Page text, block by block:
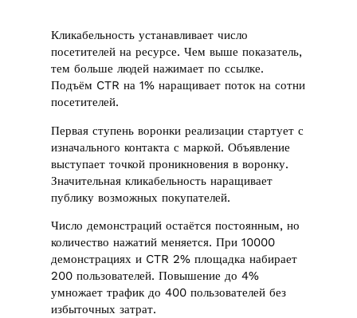
Кликабельность устанавливает число
посетителей на ресурсе. Чем выше показатель,
тем больше людей нажимает по ссылке.
Подъём CTR на 1% наращивает поток на сотни
посетителей.
Первая ступень воронки реализации стартует с
изначального контакта с маркой. Объявление
выступает точкой проникновения в воронку.
Значительная кликабельность наращивает
публику возможных покупателей.
Число демонстраций остаётся постоянным, но
количество нажатий меняется. При 10000
демонстрациях и CTR 2% площадка набирает
200 пользователей. Повышение до 4%
умножает трафик до 400 пользователей без
избыточных затрат.